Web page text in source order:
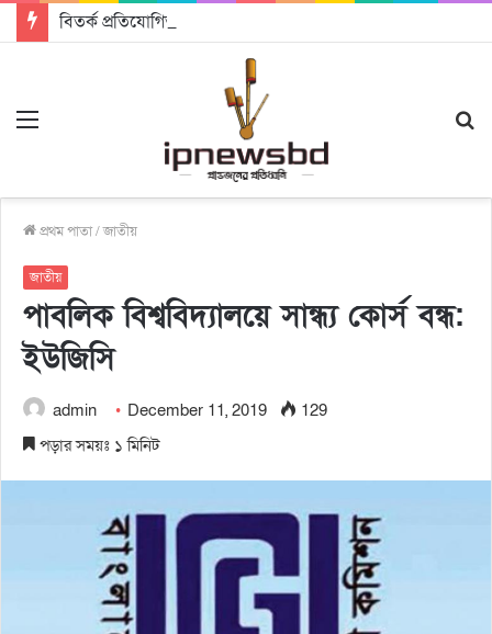
প্রথম পাতা/জাতীয়
জাতীয়
পাবলিক বিশ্ববিদ্যালয়ে সান্ধ্য কোর্স বন্ধ:
ইউজিসি
admin December 11, 2019
129
পড়ার সময়ঃ ১ মিনিট